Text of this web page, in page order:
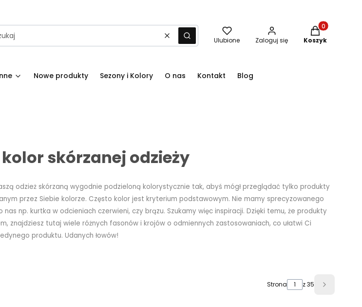
WyczyśćSzukaj Ulubione Zaloguj się
Produkty w
Koszyk
Nowe produkty Sezony i Kolory O nas Kontakt Blog
skórzanej odzieży
odzież skórzaną wygodnie podzieloną kolorystycznie tak, abyś mógł przeglądać tylko produkty
przez Siebie kolorze. Często kolor jest kryterium podstawowym. Nie mamy sprecyzowanego
np. kurtka w odcieniach czerwieni, czy brązu. Szukamy więc inspiracji. Dzięki temu, że produkty
znajdziesz tutaj wiele różnych fasonów i krojów o odmiennych zastosowaniach, co ułatwi Ci
produktu. Udanych łowów!
Strona z 35 Następne